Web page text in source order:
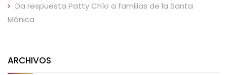
Da respuesta Patty Chío a familias de la Santa
Mónica
ARCHIVOS